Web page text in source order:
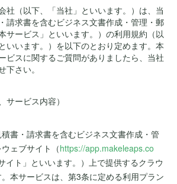
社（以下、「当社」といいます。）は、当
請求書を含むビジネス文書作成・管理・郵
サービス」といいます。）の利用規約（以
いいます。）を以下のとおり定めます。本
ビスに関するご質問がありましたら、当社
下さい。
サービス内容）
書・請求書を含むビジネス文書作成・管
ェブサイト（https://app.makeleaps.co
イト」といいます。）上で提供するクラウ
。本サービスは、第3条に定める利用プラン